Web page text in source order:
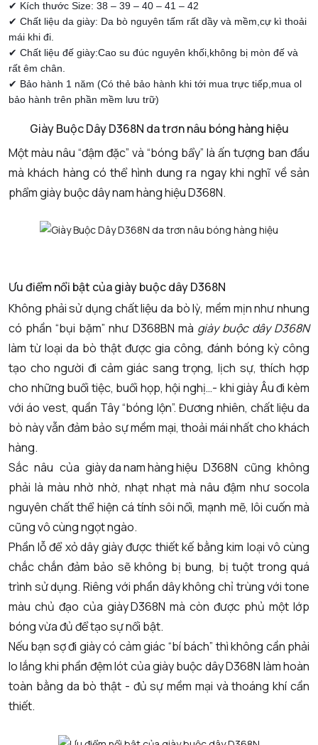
✔ Kích thước Size: 38 – 39 – 40 – 41 – 42
✔ Chất liệu da giày: Da bò nguyên tấm rất dầy và mềm,cự kì thoải
mái khi đi.
✔ Chất liệu đế giày:Cao su đúc nguyên khối,không bị mòn đế và
rất êm chân.
✔ Bảo hành 1 năm (Có thẻ bảo hành khi tới mua trực tiếp,mua ol
bảo hành trên phần mềm lưu trữ)
Giày Buộc Dây D368N da trơn nâu bóng hàng hiệu
Một màu nâu “đậm đặc” và “bóng bẩy” là ấn tượng ban đầu
mà khách hàng có thể hình dung ra ngay khi nghĩ về sản
phẩmgiày buộc dây nam hàng hiệuD368N.
Ưu điểm nổi bật của giày buộc dây D368N
Không phải sử dụng chất liệu da bò lỳ, mềm mịn như nhung
có phần “bụi bặm” như D368BN mà giày buộc dây D368N
làm từ loại da bò thật được gia công, đánh bóng kỳ công
tạo cho người đi cảm giác sang trọng, lịch sự, thích hợp
cho những buổi tiệc, buổi họp, hội nghị…- khi giày Âu đi kèm
với áo vest, quần Tây “bóng lộn”. Đương nhiên, chất liệu da
bò này vẫn đảm bảo sự mềm mại, thoải mái nhất cho khách
hàng.
Sắc nâu của giày da nam hàng hiệu D368N cũng không
phải là màu nhờ nhờ, nhạt nhạt mà nâu đậm như socola
nguyên chất thể hiện cá tính sôi nổi, mạnh mẽ, lôi cuốn mà
cũng vô cùng ngọt ngào.
Phần lỗ để xỏ dây giày được thiết kế bằng kim loại vô cùng
chắc chắn đảm bảo sẽ không bị bung, bị tuột trong quá
trình sử dụng. Riêng với phần dây không chỉ trùng với tone
màu chủ đạo của giày D368N mà còn được phủ một lớp
bóng vừa đủ để tạo sự nổi bật.
Nếu bạn sợ đi giày có cảm giác “bí bách” thì không cần phải
lo lắng khi phần đệm lót của giày buộc dây D368N làm hoàn
toàn bằng da bò thật - đủ sự mềm mại và thoáng khí cần
thiết.